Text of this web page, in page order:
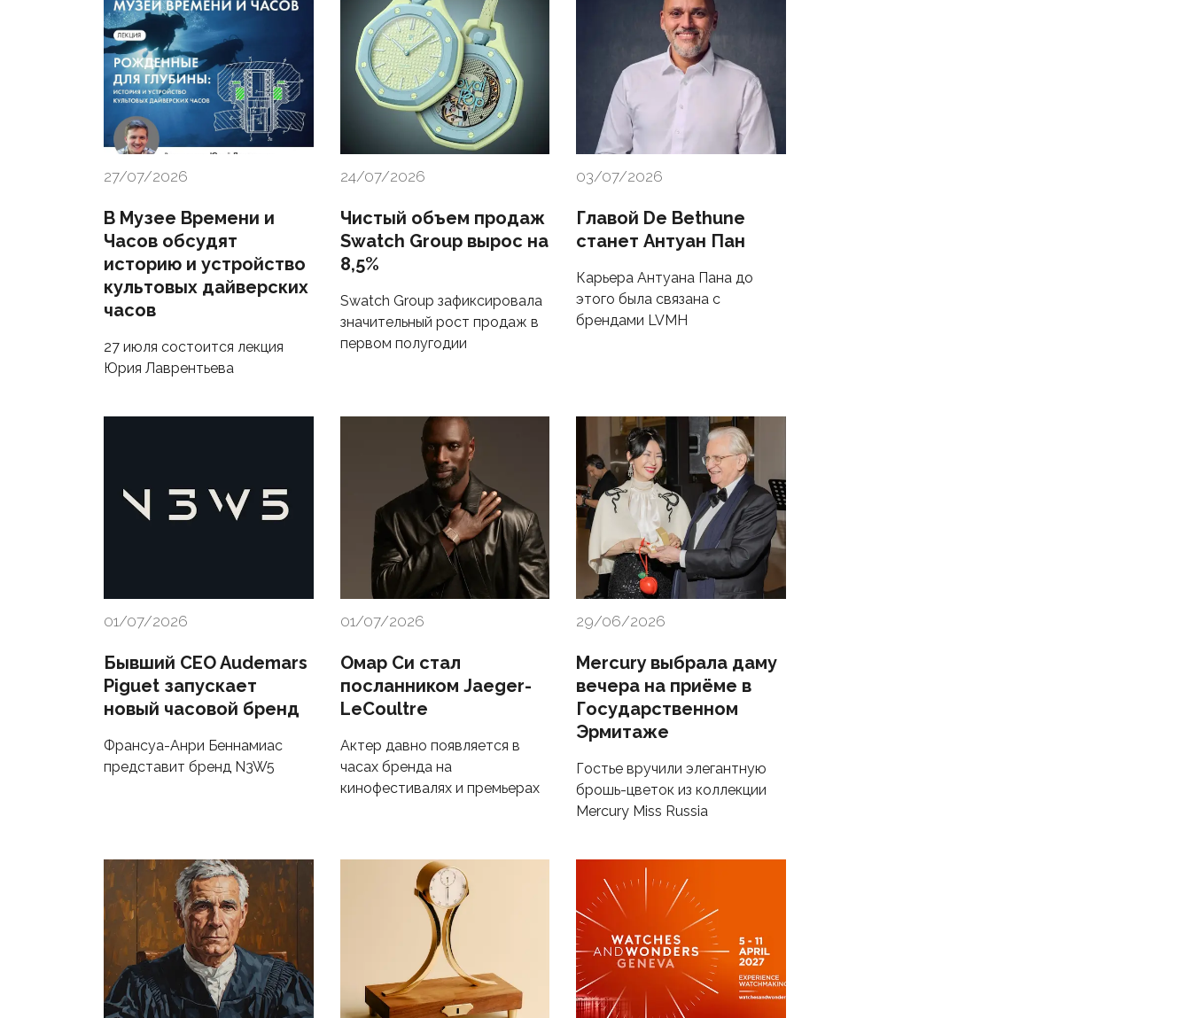
27/07/2026
В Музее Времени и
Часов обсудят
историю и устройство
культовых дайверских
часов
27 июля состоится лекция
Юрия Лаврентьева
24/07/2026
Чистый объем продаж
Swatch Group вырос на
8,5%
Swatch Group зафиксировала
значительный рост продаж в
первом полугодии
03/07/2026
Главой De Bethune
станет Антуан Пан
Карьера Антуана Пана до
этого была связана с
брендами LVMH
01/07/2026
Бывший CEO Audemars
Piguet запускает
новый часовой бренд
Франсуа-Анри Беннамиас
представит бренд N3W5
01/07/2026
Омар Си стал
посланником Jaeger-
LeCoultre
Актер давно появляется в
часах бренда на
кинофестивалях и премьерах
29/06/2026
Mercury выбрала даму
вечера на приёме в
Государственном
Эрмитаже
Гостье вручили элегантную
брошь-цветок из коллекции
Mercury Miss Russia